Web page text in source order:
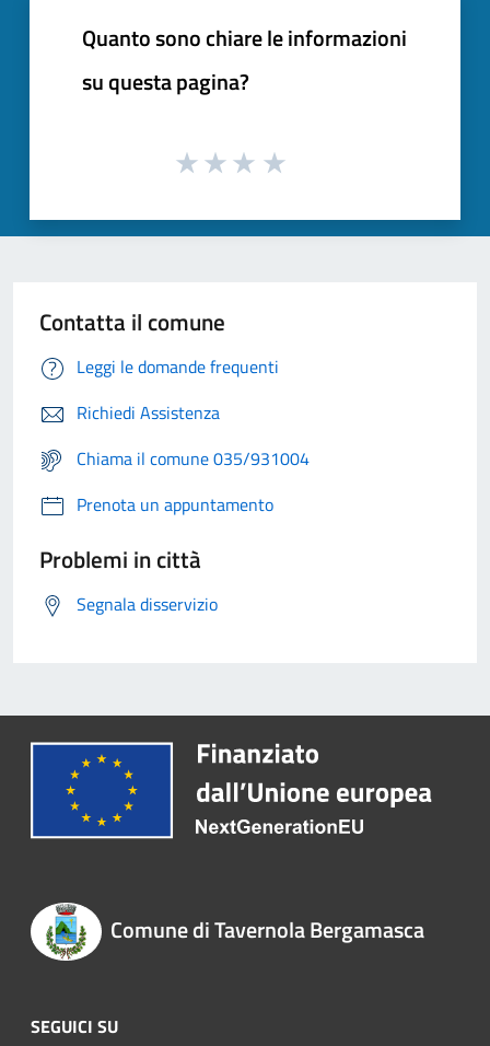
Quanto sono chiare le informazioni
su questa pagina?
Contatta il comune
Leggi le domande frequenti
Richiedi Assistenza
Chiama il comune 035/931004
Prenota un appuntamento
Problemi in città
Segnala disservizio
Comune di Tavernola Bergamasca
SEGUICI SU